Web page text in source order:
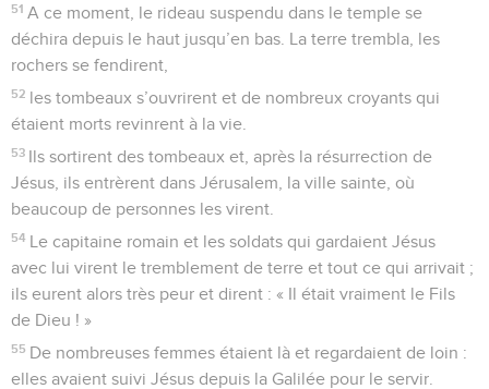
51 A ce moment, le rideau suspendu dans le temple se
déchira depuis le haut jusqu’en bas. La terre trembla, les
rochers se fendirent,
52 les tombeaux s’ouvrirent et de nombreux croyants qui
étaient morts revinrent à la vie.
53 Ils sortirent des tombeaux et, après la résurrection de
Jésus, ils entrèrent dans Jérusalem, la ville sainte, où
beaucoup de personnes les virent.
54 Le capitaine romain et les soldats qui gardaient Jésus
avec lui virent le tremblement de terre et tout ce qui arrivait ;
ils eurent alors très peur et dirent : « Il était vraiment le Fils
de Dieu ! »
55 De nombreuses femmes étaient là et regardaient de loin :
elles avaient suivi Jésus depuis la Galilée pour le servir.